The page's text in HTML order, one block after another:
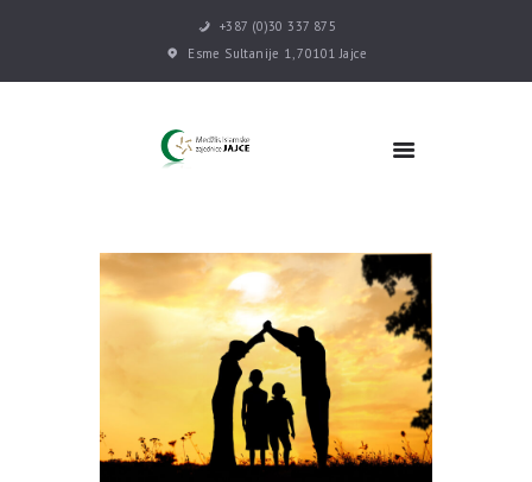
+387 (0)30 337 875
Esme Sultanije 1, 70101 Jajce
POČETNA
DŽEMATI
MEKTEB
ASOCIJACIJE
USLUGE
MULTIMEDIJA
KONTAKT
DONACIJE